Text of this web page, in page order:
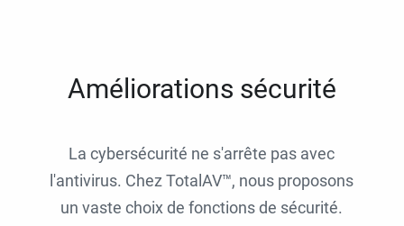
Améliorations sécurité
La cybersécurité ne s'arrête pas avec
l'antivirus. Chez TotalAV™, nous proposons
un vaste choix de fonctions de sécurité.